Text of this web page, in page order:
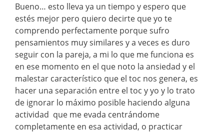
Bueno… esto lleva ya un tiempo y espero que
estés mejor pero quiero decirte que yo te
comprendo perfectamente porque sufro
pensamientos muy similares y a veces es duro
seguir con la pareja, a mi lo que me funciona es
en ese momento en el que noto la ansiedad y el
malestar característico que el toc nos genera, es
hacer una separación entre el toc y yo y lo trato
de ignorar lo máximo posible haciendo alguna
actividad que me evada centrándome
completamente en esa actividad, o practicar